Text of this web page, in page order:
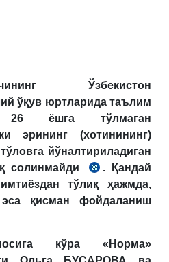
Ўзбекистон
ўқув юртларида таълим
26 ёшга тўлмаган
эрининг (хотинининг)
йўналтириладиган
солинмайди
СК
378-
м.
. Қандай
тўлиқ ҳажмда,
эса қисман фойдаланиш
кўра
«Норма»